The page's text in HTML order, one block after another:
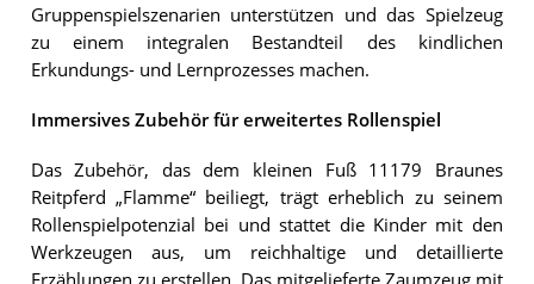
Gruppenspielszenarien unterstützen und das Spielzeug
zu einem integralen Bestandteil des kindlichen
Erkundungs- und Lernprozesses machen.
Immersives Zubehör für erweitertes Rollenspiel
Das Zubehör, das dem kleinen Fuß 11179 Braunes
Reitpferd „Flamme“ beiliegt, trägt erheblich zu seinem
Rollenspielpotenzial bei und stattet die Kinder mit den
Werkzeugen aus, um reichhaltige und detaillierte